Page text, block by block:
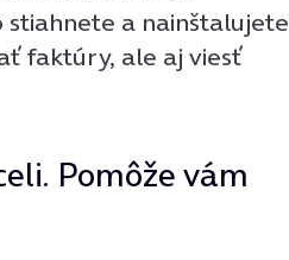
stiahnete a nainštalujete
faktúry, ale aj viesť
Pomôže vám